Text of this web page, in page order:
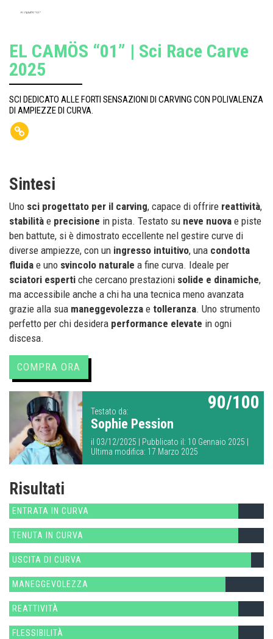
EL CAMÖS “01”
EL CAMÖS “01” | Sci Race Carve
2025
SCI DEDICATO ALLE FORTI SENSAZIONI DI CARVING CON POLIVALENZA
DI AMPIEZZE DI CURVA.
Sintesi
Uno sci progettato per il carving, capace di offrire reattività,
stabilità e precisione in pista. Testato su neve nuova e piste
ben battute, si è dimostrato eccellente nel gestire curve di
diverse ampiezze, con un ingresso intuitivo, una condotta
fluida e uno svincolo naturale a fine curva. Ideale per
sciatori esperti che cercano prestazioni solide e dinamiche,
ma accessibile anche a chi ha una tecnica meno avanzata
grazie alla sua maneggevolezza e tolleranza. Uno strumento
perfetto per chi desidera performance elevate in ogni
discesa.
COMPRA ORA
Testato da:
Sophie Pession
il 03/12/2025 | Pubblicato il: 10 Gennaio 2025 |
Ultima modifica: 17 Marzo 2025
90/100
Risultati
ENTRATA IN CURVA
TENUTA IN CURVA
USCITA DI CURVA
MANEGGEVOLEZZA
REATTIVITÀ
FLESSIBILITÀ